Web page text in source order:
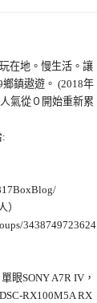
在地。慢生活。讓
鎮遨遊。 (2018年
氣從０開始重新累
:
）
3438749723624
眼SONY A7R IV，
RX100M5A RX